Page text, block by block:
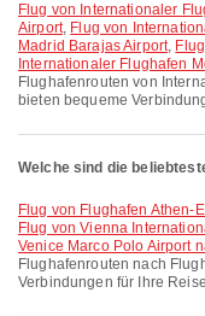
Flug von Internationaler Flughafen Neapel nach Vienna International
Airport, Flug von
Madrid Barajas Airport,
Internationaler Flughafen
Flughafenrouten von
bieten bequeme
Welche sind die
Flug von Flughafen
Flug von Vienna
Venice Marco Polo Airport
Flughafenrouten nach
Verbindungen für Ihre